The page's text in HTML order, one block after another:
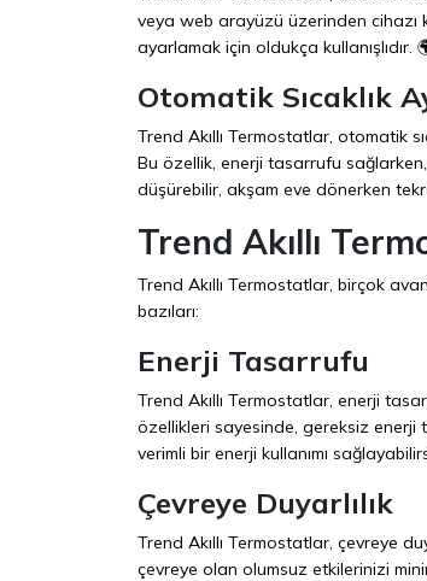
veya web arayüzü üzerinden cihazı
ayarlamak için oldukça kullanışlıdır.
Otomatik Sıcaklık
Trend Akıllı Termostatlar, otomatik
Bu özellik, enerji tasarrufu sağlarken,
düşürebilir, akşam eve dönerken
Trend Akıllı
Trend Akıllı Termostatlar, birçok
bazıları:
Enerji Tasarrufu
Trend Akıllı Termostatlar, enerji
özellikleri sayesinde, gereksiz enerji
verimli bir enerji kullanımı
Çevreye Duyarlılık
Trend Akıllı Termostatlar, çevreye
çevreye olan olumsuz etkilerinizi